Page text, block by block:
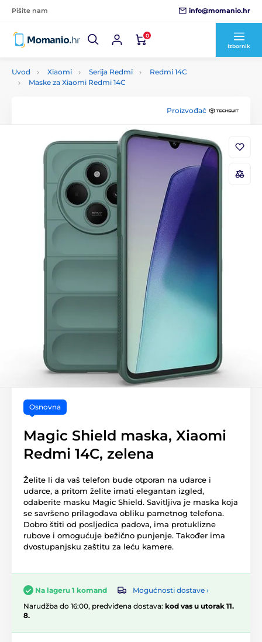
Pišite nam info@momanio.hr
0
Izbornik
Uvod Xiaomi Serija Redmi
Redmi 14C
Maske za Xiaomi Redmi 14C
Proizvođač
Osnovna
Magic Shield maska, Xiaomi
Redmi 14C, zelena
Želite li da vaš telefon bude otporan na udarce i
udarce, a pritom želite imati elegantan izgled,
odaberite masku Magic Shield. Savitljiva je maska koja
se savršeno prilagođava obliku pametnog telefona.
Dobro štiti od posljedica padova, ima protuklizne
rubove i omogućuje bežično punjenje. Također ima
dvostupanjsku zaštitu za leću kamere.
Na lageru 1 komand
Mogućnosti dostave ›
Narudžba do 16:00, predviđena dostava: kod vas u utorak 11.
8.